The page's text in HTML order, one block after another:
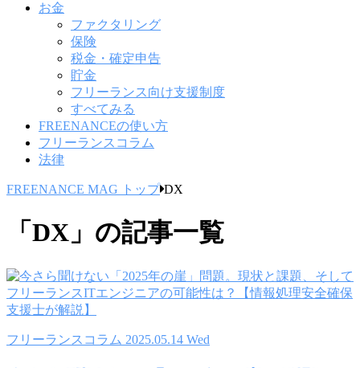
お金
ファクタリング
保険
税金・確定申告
貯金
フリーランス向け支援制度
すべてみる
FREENANCEの使い方
フリーランスコラム
法律
FREENANCE MAG トップ DX
「DX」の記事一覧
フリーランスコラム 2025.05.14 Wed